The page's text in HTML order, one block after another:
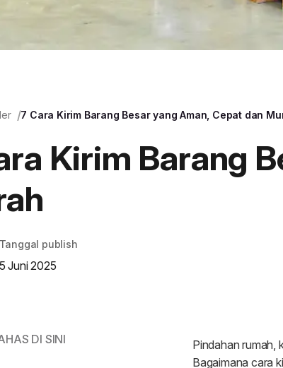
7 Cara Kirim Barang Besar yang Aman, Cepat dan
Kirim Barang
Tanggal publish
Juni 2025
DI SINI